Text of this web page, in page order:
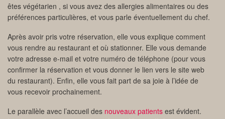
êtes végétarien , si vous avez des allergies alimentaires ou des
préférences particulières, et vous parle éventuellement du chef.
Après avoir pris votre réservation, elle vous explique comment
vous rendre au restaurant et où stationner. Elle vous demande
votre adresse e-mail et votre numéro de téléphone (pour vous
confirmer la réservation et vous donner le lien vers le site web
du restaurant). Enfin, elle vous fait part de sa joie à l’idée de
vous recevoir prochainement.
Le parallèle avec l’accueil des nouveaux patients est évident.